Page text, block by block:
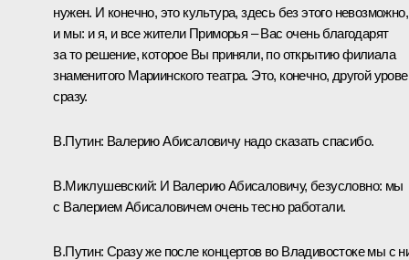
нужен. И конечно, это культура, здесь без этого невозможно,
и мы: и я, и все жители Приморья – Вас очень благодарят
за то решение, которое Вы приняли, по открытию филиала
знаменитого Мариинского театра. Это, конечно, другой
сразу.
В.Путин: Валерию Абисаловичу надо сказать спасибо.
В.Миклушевский: И Валерию Абисаловичу, безусловно: мы
с Валерием Абисаловичем очень тесно работали.
В.Путин: Сразу же после концертов во Владивостоке мы с